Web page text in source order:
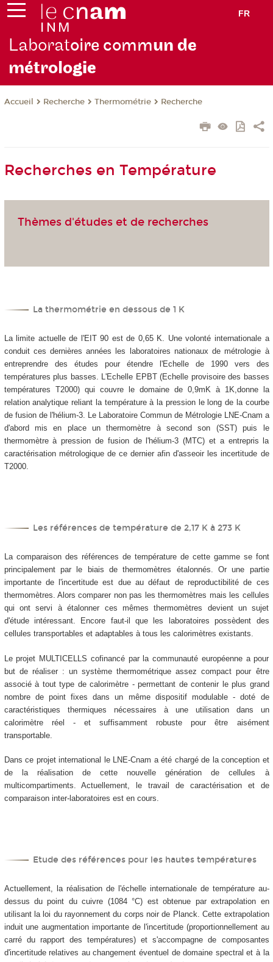
FR
Laboratoire commun de
métrologie
Accueil Recherche Thermométrie Recherche
Recherches en Température
Thèmes d'études et de recherches
La thermométrie en dessous de 1 K
La limite actuelle de l'EIT 90 est de 0,65 K. Une volonté internationale a
conduit ces dernières années les laboratoires nationaux de métrologie à
entreprendre des études pour étendre l'Echelle de 1990 vers des
températures plus basses. L'Echelle EPBT (Echelle provisoire des basses
températures T2000) qui couvre le domaine de 0,9mK à 1K,donne la
relation analytique reliant la température à la pression le long de la courbe
de fusion de l'hélium-3. Le Laboratoire Commun de Métrologie LNE-Cnam a
d'abord mis en place un thermomètre à second son (SST) puis le
thermomètre à pression de fusion de l'hélium-3 (MTC) et a entrepris la
caractérisation métrologique de ce dernier afin d'asseoir les incertitude de
T2000.
Les références de température de 2,17 K à 273 K
La comparaison des références de température de cette gamme se font
principalement par le biais de thermomètres étalonnés. Or une partie
importante de l'incertitude est due au défaut de reproductibilité de ces
thermomètres. Alors comparer non pas les thermomètres mais les cellules
qui ont servi à étalonner ces mêmes thermomètres devient un sujet
d'étude intéressant. Encore faut-il que les laboratoires possèdent des
cellules transportables et adaptables à tous les calorimètres existants.
Le projet MULTICELLS cofinancé par la communauté européenne a pour
but de réaliser : un système thermométrique assez compact pour être
associé à tout type de calorimètre - permettant de contenir le plus grand
nombre de point fixes dans un même dispositif modulable - doté de
caractéristiques thermiques nécessaires à une utilisation dans un
calorimètre réel - et suffisamment robuste pour être aisément
transportable.
Dans ce projet international le LNE-Cnam a été chargé de la conception et
de la réalisation de cette nouvelle génération de cellules à
multicompartiments. Actuellement, le travail de caractérisation et de
comparaison inter-laboratoires est en cours.
Etude des références pour les hautes températures
Actuellement, la réalisation de l'échelle internationale de température au-
dessus du point du cuivre (1084 °C) est obtenue par extrapolation en
utilisant la loi du rayonnement du corps noir de Planck. Cette extrapolation
induit une augmentation importante de l'incertitude (proportionnellement au
carré du rapport des températures) et s'accompagne de composantes
d'incertitude relatives au changement éventuel de domaine spectral et à la